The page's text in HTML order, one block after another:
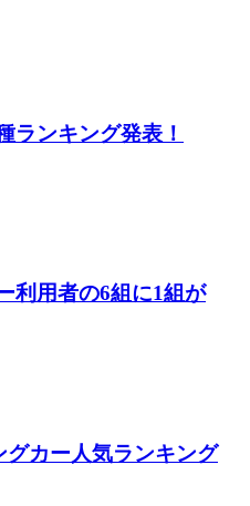
ランキング発表！
利用者の6組に1組が
グカー人気ランキング